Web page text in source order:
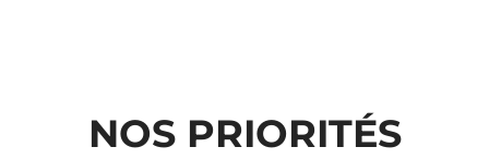
NOS PRIORITÉS